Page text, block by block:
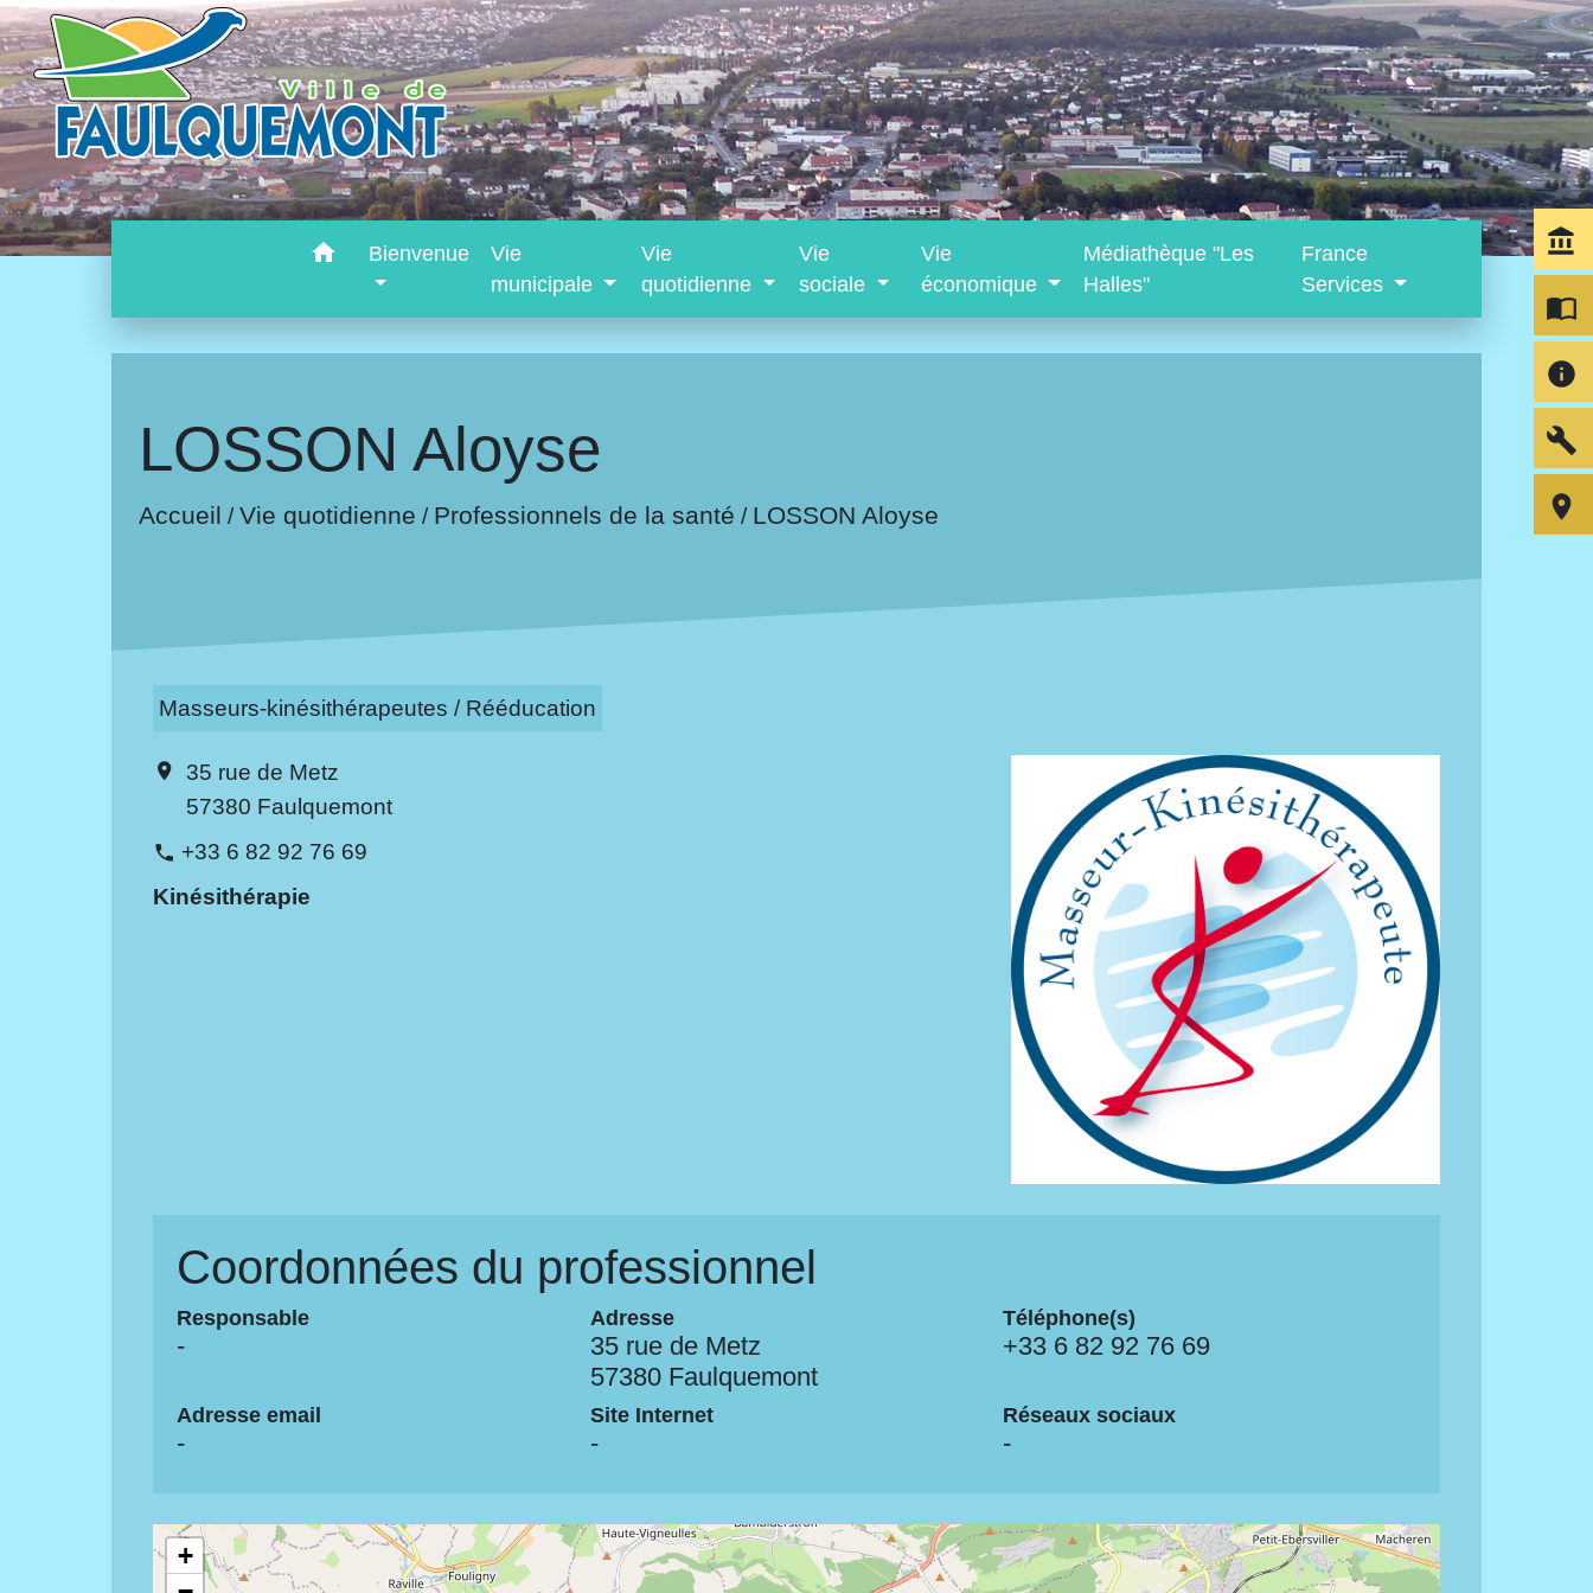
home Bienvenue
Vie
municipale
Vie
quotidienne
Vie
sociale
Vie
économique
Médiathèque "Les
Halles"
France
Services
LOSSON Aloyse
Accueil /Vie quotidienne / Professionnels de la santé / LOSSON Aloyse
Masseurs-kinésithérapeutes / Rééducation
location_on
35 rue de Metz
57380 Faulquemont
phone +33 6 82 92 76 69
Kinésithérapie
Coordonnées du professionnel
Responsable
-
Adresse
35 rue de Metz
57380 Faulquemont
Téléphone(s)
+33 6 82 92 76 69
Adresse email
-
Site Internet
-
Réseaux sociaux
-
+
account_balance
import_contacts
info
build
room